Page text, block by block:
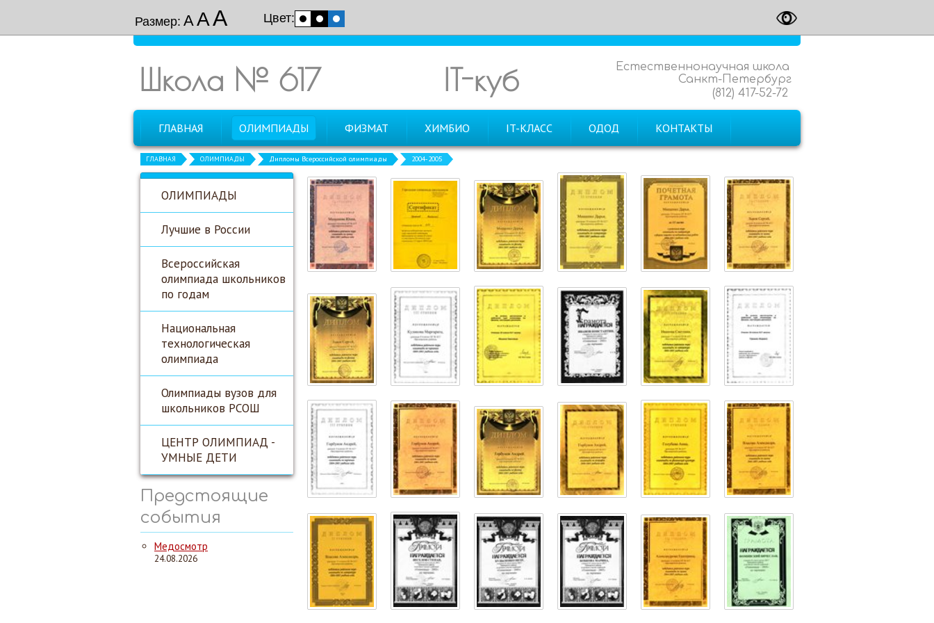
Размер: ААА Цвет:
Школа № 617
Естественнонаучная школа
Санкт-Петербург
(812) 417-52-72
IT-куб
ГЛАВНАЯ ОЛИМПИАДЫ ФИЗМАТ ХИМБИО IT-КЛАСС ОДОД КОНТАКТЫ
ГЛАВНАЯ ОЛИМПИАДЫ Дипломы Всероссийской олимпиады 2004-2005
ОЛИМПИАДЫ
Лучшие в России
Всероссийская
олимпиада школьников
по годам
Национальная
технологическая
олимпиада
Олимпиады вузов для
школьников РСОШ
ЦЕНТР ОЛИМПИАД -
УМНЫЕ ДЕТИ
Предстоящие
события
Медосмотр
24.08.2026